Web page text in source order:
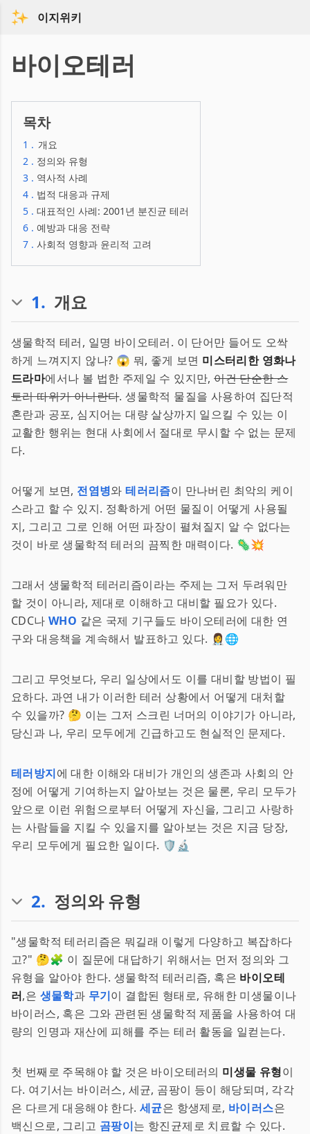
이지위키
바이오테러
목차
1 . 개요
2 . 정의와 유형
3 . 역사적 사례
4 . 법적 대응과 규제
5 . 대표적인 사례: 2001년 분진균 테러
6 . 예방과 대응 전략
7 . 사회적 영향과 윤리적 고려
1. 개요
생물학적 테러, 일명 바이오테러. 이 단어만 들어도 오싹
하게 느껴지지 않나? 😱 뭐, 좋게 보면 미스터리한 영화나
드라마에서나 볼 법한 주제일 수 있지만,이건 단순한 스
토리 따위가 아니란다. 생물학적 물질을 사용하여 집단적
혼란과 공포, 심지어는 대량 살상까지 일으킬 수 있는 이
교활한 행위는 현대 사회에서 절대로 무시할 수 없는 문제
다.
어떻게 보면, 전염병와테러리즘이 만나버린 최악의 케이
스라고 할 수 있지. 정확하게 어떤 물질이 어떻게 사용될
지, 그리고 그로 인해 어떤 파장이 펼쳐질지 알 수 없다는
것이 바로 생물학적 테러의 끔찍한 매력이다. 🦠💥
그래서 생물학적 테러리즘이라는 주제는 그저 두려워만
할 것이 아니라, 제대로 이해하고 대비할 필요가 있다.
CDC나 WHO 같은 국제 기구들도 바이오테러에 대한 연
구와 대응책을 계속해서 발표하고 있다. 👩‍⚕️🌐
그리고 무엇보다, 우리 일상에서도 이를 대비할 방법이 필
요하다. 과연 내가 이러한 테러 상황에서 어떻게 대처할
수 있을까? 🤔 이는 그저 스크린 너머의 이야기가 아니라,
당신과 나, 우리 모두에게 긴급하고도 현실적인 문제다.
테러방지에 대한 이해와 대비가 개인의 생존과 사회의 안
정에 어떻게 기여하는지 알아보는 것은 물론, 우리 모두가
앞으로 이런 위험으로부터 어떻게 자신을, 그리고 사랑하
는 사람들을 지킬 수 있을지를 알아보는 것은 지금 당장,
우리 모두에게 필요한 일이다. 🛡️🔬
2. 정의와 유형
"생물학적 테러리즘은 뭐길래 이렇게 다양하고 복잡하다
고?" 🤔🧩 이 질문에 대답하기 위해서는 먼저 정의와 그
유형을 알아야 한다. 생물학적 테러리즘, 혹은 바이오테
러,은 생물학과 무기이 결합된 형태로, 유해한 미생물이나
바이러스, 혹은 그와 관련된 생물학적 제품을 사용하여 대
량의 인명과 재산에 피해를 주는 테러 활동을 일컫는다.
첫 번째로 주목해야 할 것은 바이오테러의 미생물 유형이
다. 여기서는 바이러스, 세균, 곰팡이 등이 해당되며, 각각
은 다르게 대응해야 한다. 세균은 항생제로, 바이러스은
백신으로, 그리고 곰팡이는 항진균제로 치료할 수 있다.